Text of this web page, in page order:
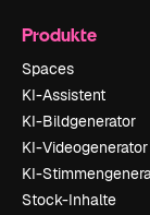
Produkte
Spaces
KI-Assistent
KI-Bildgenerator
KI-Videogenerator
KI-
Stock-Inhalte